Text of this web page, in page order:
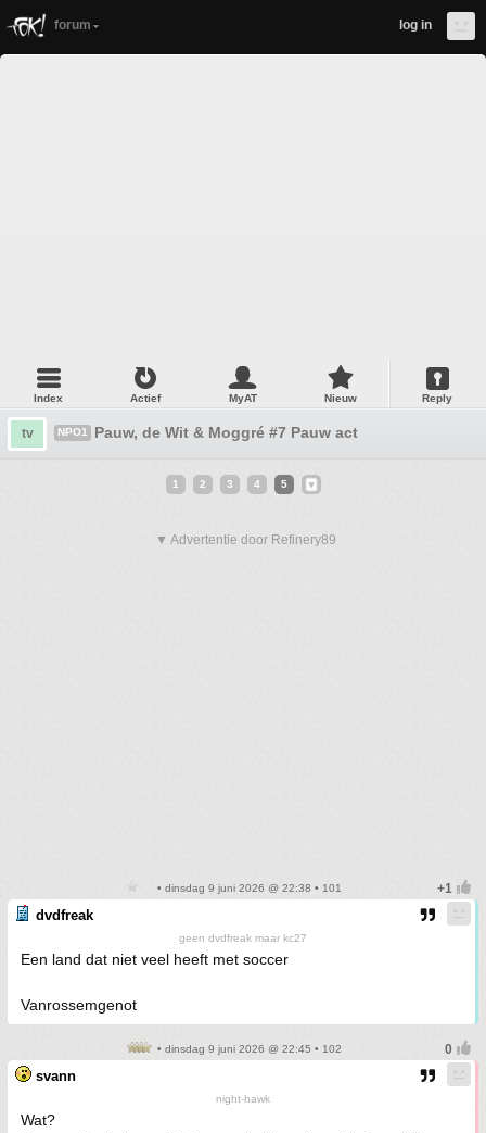
forum log in
Index Actief MyAT Nieuw Reply
tv NPO1 Pauw, de Wit & Moggré #7 Pauw act
1 2 3 4 5
▼ Advertentie door Refinery89
• dinsdag 9 juni 2026 @ 22:38 • 101
dvdfreak
geen dvdfreak maar kc27
Een land dat niet veel heeft met soccer
Vanrossemgenot
• dinsdag 9 juni 2026 @ 22:45 • 102
svann
night-hawk
Wat?